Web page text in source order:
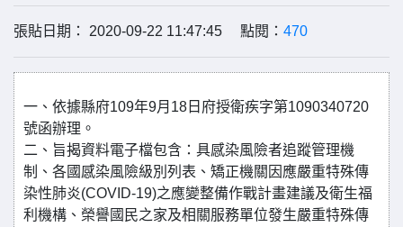
張貼日期： 2020-09-22 11:47:45 點閱： 470
一、依據縣府109年9月18日府授衛疾字第1090340720
號函辦理。
二、旨揭資料電子檔包含：具感染風險者追蹤管理機
制、各國感染風險級別列表、矯正機關因應嚴重特殊傳
染性肺炎(COVID-19)之應變整備作戰計畫建議及衛生福
利機構、榮譽國民之家及相關服務單位發生嚴重特殊傳